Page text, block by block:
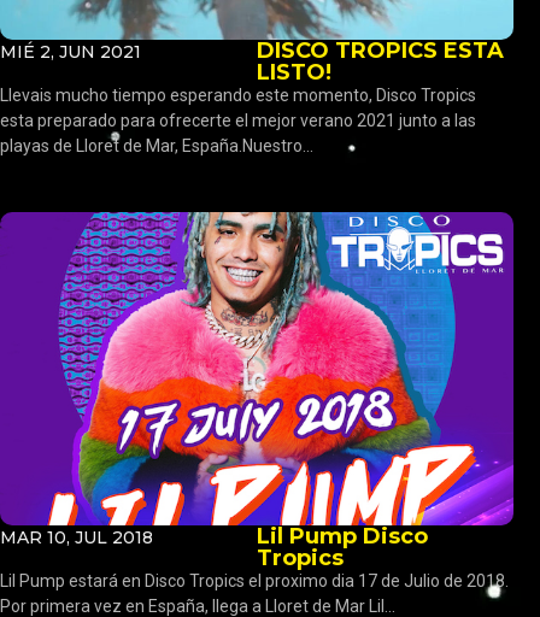
MIÉ 2, JUN 2021
DISCO TROPICS ESTA
LISTO!
Llevais mucho tiempo esperando este momento, Disco Tropics
esta preparado para ofrecerte el mejor verano 2021 junto a las
playas de Lloret de Mar, España.Nuestro...
MAR 10, JUL 2018
Lil Pump Disco
Tropics
Lil Pump estará en Disco Tropics el proximo dia 17 de Julio de 2018.
Por primera vez en España, llega a Lloret de Mar Lil...